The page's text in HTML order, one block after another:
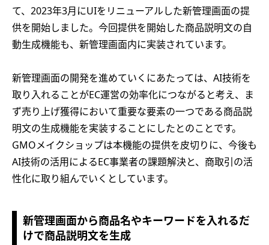
て、2023年3月にUIをリニューアルした新管理画面の提
供を開始しました。今回提供を開始した商品説明文の自
動生成機能も、新管理画面内に実装されています。
新管理画面の開発を進めていくにあたっては、AI技術を
取り入れることがEC運営の効率化につながると考え、ま
ず売り上げ獲得において重要な要素の一つである商品説
明文の生成機能を実装することにしたとのことです。
GMOメイクショップは本機能の提供を皮切りに、今後も
AI技術の活用によるEC事業者の課題解決と、商取引の活
性化に取り組んでいくとしています。
新管理画面から商品名やキーワードを入れるだ
けで商品説明文を生成